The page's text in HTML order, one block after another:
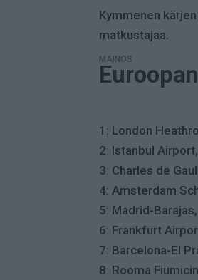
Kymmenen
matkustajaa.
MAINOS
1: London
2: Istanbul
3: Charles de
4: Amsterdam
5: Madrid-
6: Frankfurt
7: Barcelona-El
8: Rooma